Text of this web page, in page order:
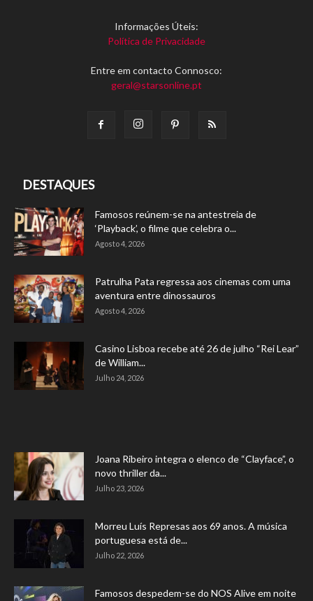
Informações Úteis:
Política de Privacidade
Entre em contacto Connosco:
geral@starsonline.pt
DESTAQUES
Famosos reúnem-se na antestreia de
‘Playback’, o filme que celebra o...
Agosto 4, 2026
Patrulha Pata regressa aos cinemas com uma
aventura entre dinossauros
Agosto 4, 2026
Casino Lisboa recebe até 26 de julho “Rei Lear”
de William...
Julho 24, 2026
Joana Ribeiro integra o elenco de “Clayface”, o
novo thriller da...
Julho 23, 2026
Morreu Luís Represas aos 69 anos. A música
portuguesa está de...
Julho 22, 2026
Famosos despedem-se do NOS Alive em noite